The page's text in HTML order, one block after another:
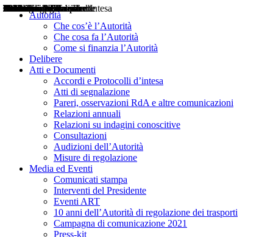
Autorità
Che cos’è l’Autorità
Che cosa fa l’Autorità
Come si finanzia l’Autorità
Delibere
Atti e Documenti
Accordi e Protocolli d’intesa
Atti di segnalazione
Pareri, osservazioni RdA e altre comunicazioni
Relazioni annuali
Relazioni su indagini conoscitive
Consultazioni
Audizioni dell’Autorità
Misure di regolazione
Media ed Eventi
Comunicati stampa
Interventi del Presidente
Eventi ART
10 anni dell’Autorità di regolazione dei trasporti
Campagna di comunicazione 2021
Press-kit
Delibere
Pareri
Consultazioni
Audizioni
Atti di Segnalazione
Accordi e Protocolli d'Intesa
Relazioni annuali
Misure di regolazione
Notizie
Comunicati Stampa
Bollettini ART
Convegni ART
Interviste del Presidente
Articoli in primo piano
Interventi del Presidente
2004
2005
2010
2013
2014
2015
2016
2017
2018
2019
202
2020
2021
2022
2023
2024
2025
2026
Aereo
Marittimo
Terrestre